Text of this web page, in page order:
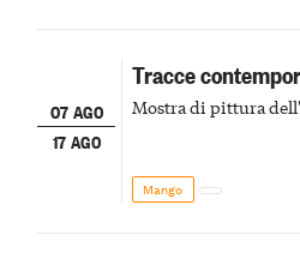
07 AGO
17 AGO
Tracce
Mostra di pittura
Mango